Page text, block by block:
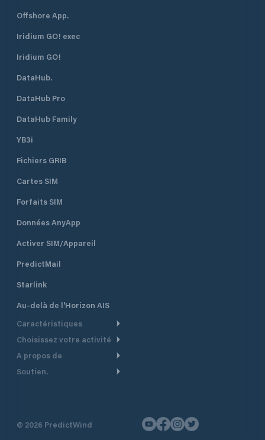
Offshore App.
Iridium GO! exec
Iridium GO!
DataHub.
DataHub Pro
DataHub Family
YB3i
Fichiers GRIB
Cartes SIM
Forfaits SIM
Données AnyApp
Activer SIM/Appareil
PredictMail
Starlink
Au-delà de l'Horizon AIS
Caractéristiques
Routage Météo
Routage bateau à moteur
Suivi GPS
Choisissez votre activité
Croisière
A propos de
Aperçu
Soutien.
Nous contacter
© 2026 PredictWind